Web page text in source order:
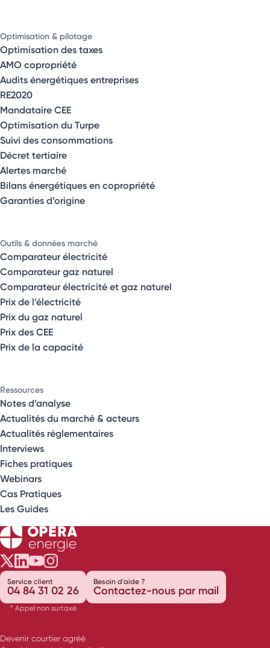
Optimisation & pilotage
Optimisation des taxes
AMO copropriété
Audits énergétiques entreprises
RE2020
Mandataire CEE
Optimisation du Turpe
Suivi des consommations
Décret tertiaire
Alertes marché
Bilans énergétiques en copropriété
Garanties d’origine
Outils & données marché
Comparateur électricité
Comparateur gaz naturel
Comparateur électricité et gaz naturel
Prix de l’électricité
Prix du gaz naturel
Prix des CEE
Prix de la capacité
Ressources
Notes d’analyse
Actualités du marché & acteurs
Actualités réglementaires
Interviews
Fiches pratiques
Webinars
Cas Pratiques
Les Guides
Opéra Énergie sur Twitter
Opéra Énergie sur LinkedIn
Opéra Énergie sur Youtube
Opéra Énergie sur Instagram
Service client
04 84 31 02 26
* Appel non surtaxé
Besoin d'aide ?
Contactez-nous par mail
Devenir courtier agréé